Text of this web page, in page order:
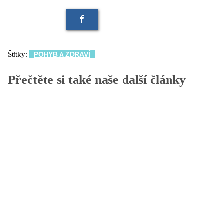
Štítky: POHYB A ZDRAVÍ
Přečtěte si také naše další články